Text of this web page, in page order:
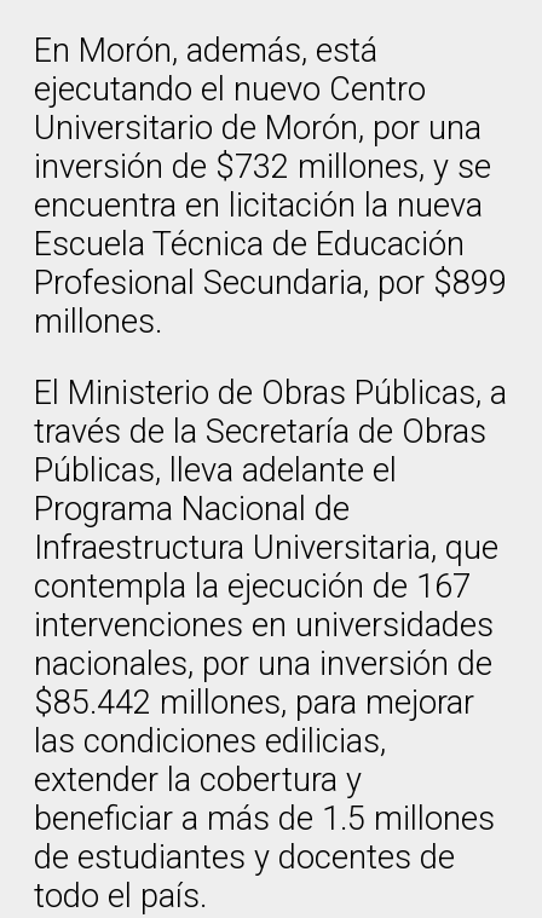
En Morón, además, está
ejecutando el nuevo Centro
Universitario de Morón, por una
inversión de $732 millones, y se
encuentra en licitación la nueva
Escuela Técnica de Educación
Profesional Secundaria, por $899
millones.
El Ministerio de Obras Públicas, a
través de la Secretaría de Obras
Públicas, lleva adelante el
Programa Nacional de
Infraestructura Universitaria, que
contempla la ejecución de 167
intervenciones en universidades
nacionales, por una inversión de
$85.442 millones, para mejorar
las condiciones edilicias,
extender la cobertura y
beneficiar a más de 1.5 millones
de estudiantes y docentes de
todo el país.